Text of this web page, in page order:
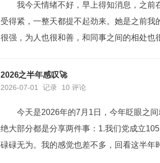
我今天情绪不好，早上得知消息，之
受得紧，一整天都提不起劲来。她是之前
很强，为人也很和善，和同事之间的相处
疗，后来还是离职了，全力治疗。有段时间
2026之半年感叹🚀
2026-07-01 记录 10 评论
今天是2026年的7月1日，今年眨眼之
绝大部分都是分享两件事：1.我们党成立
碌碌无为。我的感觉也差不多，回看这半年